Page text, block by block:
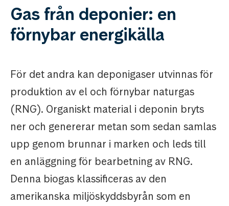
Gas från deponier: en
förnybar energikälla
För det andra kan deponigaser utvinnas för
produktion av el och förnybar naturgas
(RNG). Organiskt material i deponin bryts
ner och genererar metan som sedan samlas
upp genom brunnar i marken och leds till
en anläggning för bearbetning av RNG.
Denna biogas klassificeras av den
amerikanska miljöskyddsbyrån som en